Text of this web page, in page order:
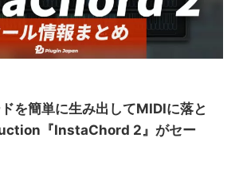
を簡単に生み出してMIDIに落と
『InstaChord 2』がセー